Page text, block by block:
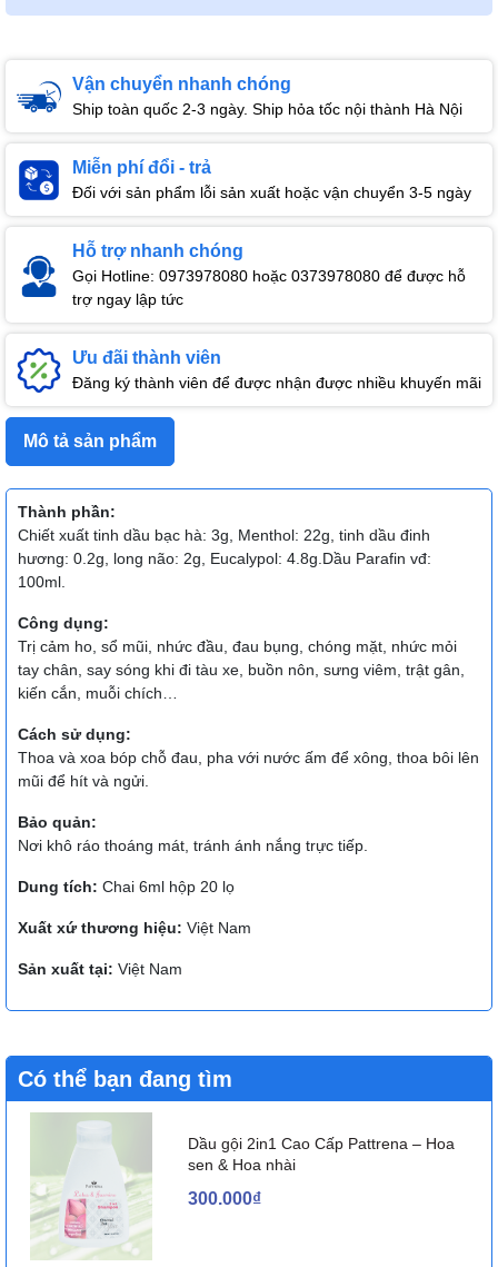
Vận chuyển nhanh chóng
Ship toàn quốc 2-3 ngày. Ship hỏa tốc nội thành Hà Nội
Miễn phí đổi - trả
Đối với sản phẩm lỗi sản xuất hoặc vận chuyển 3-5 ngày
Hỗ trợ nhanh chóng
Gọi Hotline: 0973978080 hoặc 0373978080 để được hỗ
trợ ngay lập tức
Ưu đãi thành viên
Đăng ký thành viên để được nhận được nhiều khuyến mãi
Mô tả sản phẩm
Thành phần:
Chiết xuất tinh dầu bạc hà: 3g, Menthol: 22g, tinh dầu đinh
hương: 0.2g, long não: 2g, Eucalypol: 4.8g.Dầu Parafin vđ:
100ml.
Công dụng:
Trị cảm ho, sổ mũi, nhức đầu, đau bụng, chóng mặt, nhức mỏi
tay chân, say sóng khi đi tàu xe, buồn nôn, sưng viêm, trật gân,
kiến cắn, muỗi chích…
Cách sử dụng:
Thoa và xoa bóp chỗ đau, pha với nước ấm để xông, thoa bôi lên
mũi để hít và ngửi.
Bảo quản:
Nơi khô ráo thoáng mát, tránh ánh nắng trực tiếp.
Dung tích: Chai 6ml hộp 20 lọ
Xuất xứ thương hiệu: Việt Nam
Sản xuất tại: Việt Nam
Có thể bạn đang tìm
Dầu gội 2in1 Cao Cấp Pattrena – Hoa
sen & Hoa nhài
300.000₫